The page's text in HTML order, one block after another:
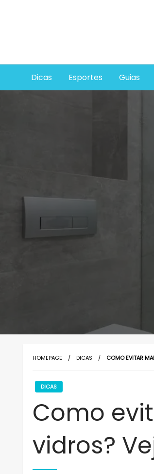
Dicas Esportes Guias
HOMEPAGE DICAS COMO EVITAR
DICAS
Como
vidros?